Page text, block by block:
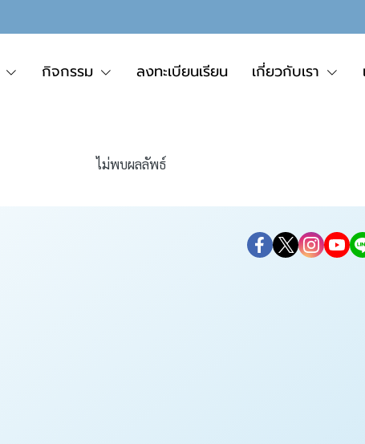
กิจกรรม ลงทะเบียนเรียน เกี่ยวกับเรา
ไม่พบผลลัพธ์